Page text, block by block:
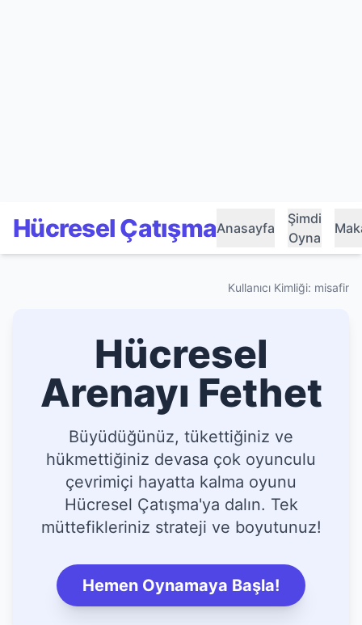
Hücresel ÇatışmaAnasayfa
Şimdi
Oyna
Kullanıcı Kimliği: misafir
Hücresel
Arenayı Fethet
Büyüdüğünüz, tükettiğiniz ve
hükmettiğiniz devasa çok oyunculu
çevrimiçi hayatta kalma oyunu
Hücresel Çatışma'ya dalın. Tek
müttefikleriniz strateji ve boyutunuz!
Hemen Oynamaya Başla!